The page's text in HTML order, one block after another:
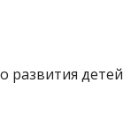
развития детей